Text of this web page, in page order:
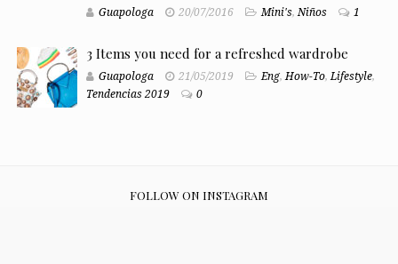
Guapologa 20/07/2016 Mini's,Niños 1
3 Items you need for a refreshed wardrobe
Guapologa 21/05/2019 Eng,How-To,Lifestyle,
Tendencias 2019
0
FOLLOW ON INSTAGRAM